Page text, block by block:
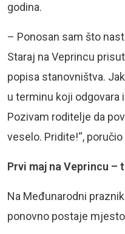
godina.
– Ponosan sam što
Staraj na Veprincu
popisa stanovništva.
u terminu koji odgovara
Pozivam roditelje da
veselo. Pridite!“,
Prvi maj na Veprincu –
Na Međunarodni
ponovno postaje